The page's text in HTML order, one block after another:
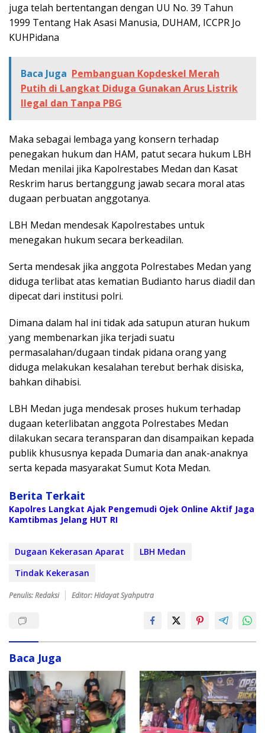
juga telah bertentangan dengan UU No. 39 Tahun
1999 Tentang Hak Asasi Manusia, DUHAM, ICCPR Jo
KUHPidana
Baca Juga Pembanguan Kopdeskel Merah
Putih di Langkat Diduga Gunakan Arus Listrik
Ilegal dan Tanpa PBG
Maka sebagai lembaga yang konsern terhadap
penegakan hukum dan HAM, patut secara hukum LBH
Medan menilai jika Kapolrestabes Medan dan Kasat
Reskrim harus bertanggung jawab secara moral atas
dugaan perbuatan anggotanya.
LBH Medan mendesak Kapolrestabes untuk
menegakan hukum secara berkeadilan.
Serta mendesak jika anggota Polrestabes Medan yang
diduga terlibat atas kematian Budianto harus diadil dan
dipecat dari institusi polri.
Dimana dalam hal ini tidak ada satupun aturan hukum
yang membenarkan jika terjadi suatu
permasalahan/dugaan tindak pidana orang yang
diduga melakukan kesalahan terebut berhak disiska,
bahkan dihabisi.
LBH Medan juga mendesak proses hukum terhadap
dugaan keterlibatan anggota Polrestabes Medan
dilakukan secara teransparan dan disampaikan kepada
publik khususnya kepada Dumaria dan anak-anaknya
serta kepada masyarakat Sumut Kota Medan.
Berita Terkait
Kapolres Langkat Ajak Pengemudi Ojek Online Aktif Jaga
Kamtibmas Jelang HUT RI
Dugaan Kekerasan Aparat
LBH Medan
Tindak Kekerasan
Penulis: Redaksi Editor: Hidayat Syahputra
Baca Juga